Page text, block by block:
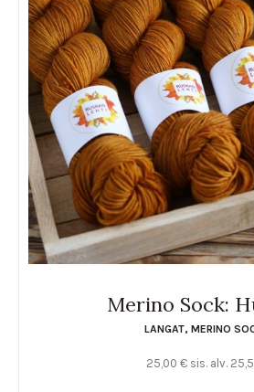
Merino Sock:
LANGAT,MERINO
25,00 € sis. alv.